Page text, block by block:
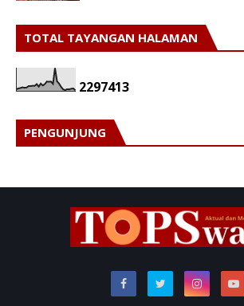
TOTAL TAYANGAN HALAMAN
2297413
PENGUNJUNG